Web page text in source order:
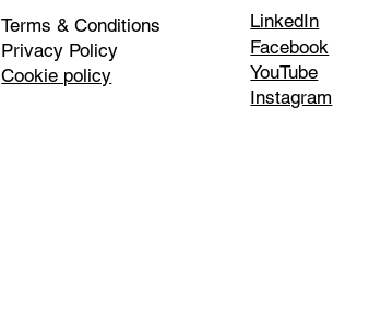
Terms & Conditions
Privacy Policy
Cookie policy
LinkedIn
Facebook
YouTube
Instagram